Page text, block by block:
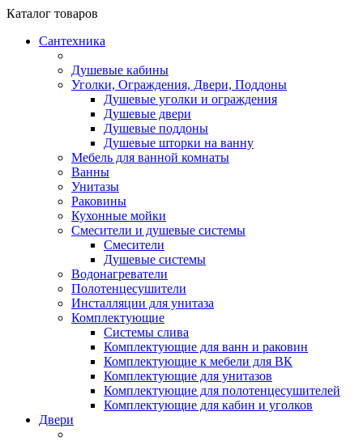
Каталог товаров
Сантехника
Душевые кабины
Уголки, Ограждения, Двери, Поддоны
Душевые уголки и ограждения
Душевые двери
Душевые поддоны
Душевые шторки на ванну
Мебель для ванной комнаты
Ванны
Унитазы
Раковины
Кухонные мойки
Смесители и душевые системы
Смесители
Душевые системы
Водонагреватели
Полотенцесушители
Инсталляции для унитаза
Комплектующие
Системы слива
Комплектующие для ванн и раковин
Комплектующие к мебели для ВК
Комплектующие для унитазов
Комплектующие для полотенцесушителей
Комплектующие для кабин и уголков
Двери